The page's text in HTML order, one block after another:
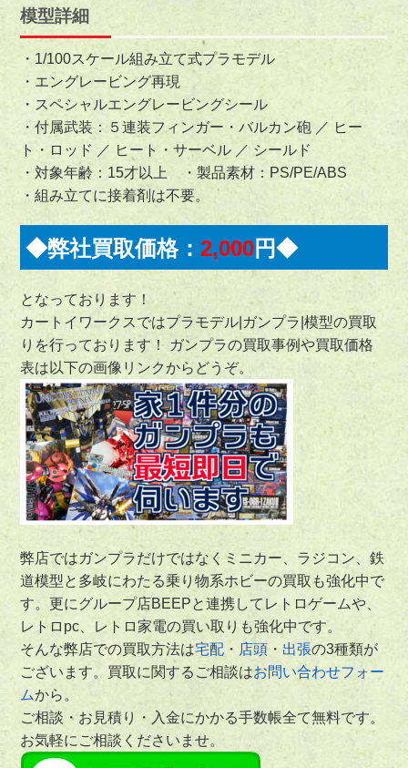
模型詳細
・1/100スケール組み立て式プラモデル
・エングレービング再現
・スペシャルエングレービングシール
・付属武装：５連装フィンガー・バルカン砲 ／ ヒー
ト・ロッド ／ ヒート・サーベル ／ シールド
・対象年齢：15才以上 ・製品素材：PS/PE/ABS
・組み立てに接着剤は不要。
◆弊社買取価格：2,000円◆
となっております！
カートイワークスではプラモデル|ガンプラ|模型の買取
りを行っております！ ガンプラの買取事例や買取価格
表は以下の画像リンクからどうぞ。
弊店ではガンプラだけではなくミニカー、ラジコン、鉄
道模型と多岐にわたる乗り物系ホビーの買取も強化中で
す。更にグループ店BEEPと連携してレトロゲームや、
レトロpc、レトロ家電の買い取りも強化中です。
そんな弊店での買取方法は宅配 ・ 店頭 ・ 出張の3種類が
ございます。買取に関するご相談はお問い合わせフォー
ムから。
ご相談・お見積り・入金にかかる手数帳全て無料です。
お気軽にご相談くださいませ。